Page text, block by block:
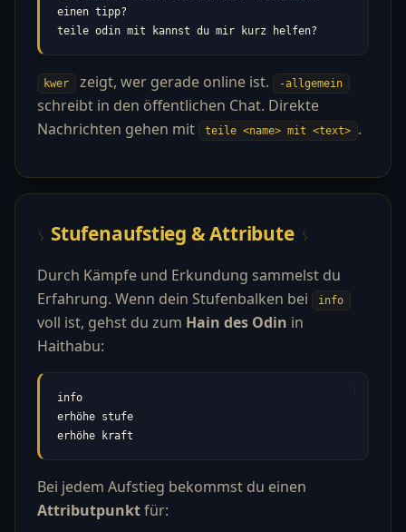
einen tipp?
teile odin mit kannst du mir kurz helfen?
kwer zeigt, wer gerade online ist. -allgemein
schreibt in den öffentlichen Chat. Direkte
Nachrichten gehen mit
teile <name> mit <text> .
Stufenaufstieg & Attribute
Durch Kämpfe und Erkundung sammelst du
Erfahrung. Wenn dein Stufenbalken bei
info
voll ist, gehst du zum Hain des Odin in
Haithabu:
info
erhöhe stufe
erhöhe kraft
Bei jedem Aufstieg bekommst du einen
Attributpunktfür: